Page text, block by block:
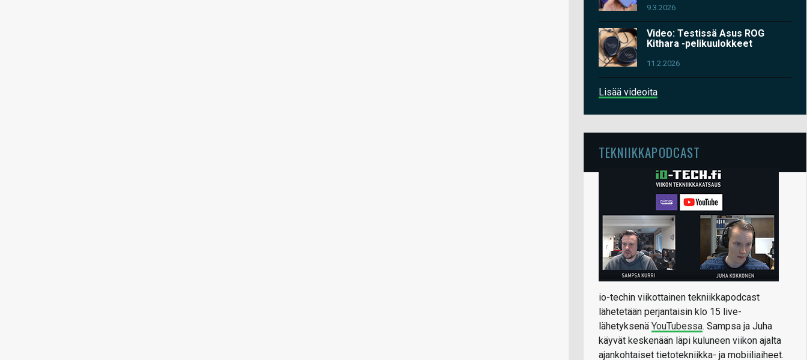
9.3.2026
Video: Testissä Asus ROG
Kithara -pelikuulokkeet
11.2.2026
Lisää videoita
TEKNIIKKAPODCAST
io-techin viikottainen tekniikkapodcast
lähetetään perjantaisin klo 15 live-
lähetyksenä YouTubessa. Sampsa ja Juha
käyvät keskenään läpi kuluneen viikon ajalta
ajankohtaiset tietotekniikka- ja mobiiliaiheet.